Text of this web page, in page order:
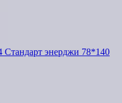
энерджи 78*140